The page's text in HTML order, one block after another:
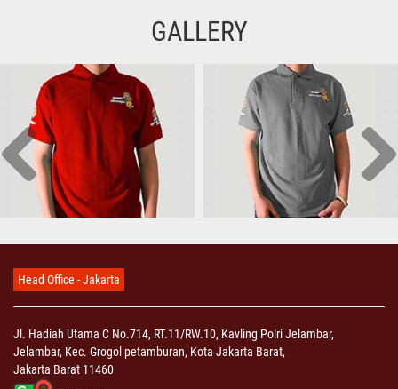
GALLERY
Head Office - Jakarta
Jl. Hadiah Utama C No.714, RT.11/RW.10, Kavling Polri Jelambar,
Jelambar, Kec. Grogol petamburan, Kota Jakarta Barat,
Jakarta Barat 11460